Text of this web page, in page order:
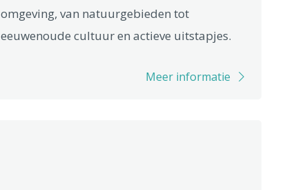
omgeving, van natuurgebieden tot
eeuwenoude cultuur en actieve uitstapjes.
Meer informatie